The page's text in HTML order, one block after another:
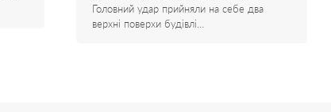
Головний удар прийняли на себе два
верхні поверхи будівлі…